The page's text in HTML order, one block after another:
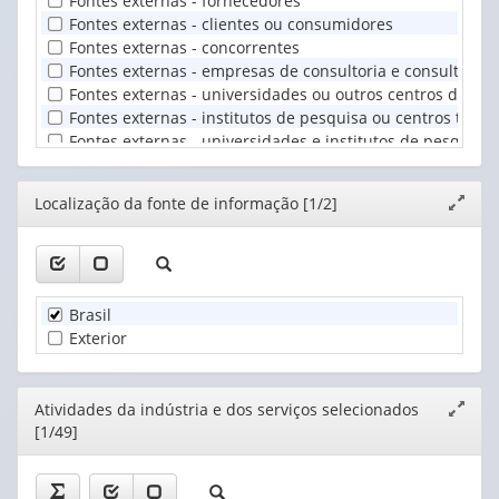
Fontes externas - clientes ou consumidores
Fontes externas - concorrentes
Fontes externas - empresas de consultoria e
Fontes externas - universidades ou outros centros de
Fontes externas - institutos de pesquisa ou centros
Fontes externas - universidades e institutos de pesquisa
Fontes externas - centros de capacitação profissional e
Fontes externas - instituições de testes, ensaios e
Fontes externas - aquisição de licenças, patentes e know
Fontes externas - conferências, encontros e publicações
Fontes externas - feiras e exposições
Fontes externas - redes de informação informatizadas
Editor
janela
Localização da fonte de informação [1/2]
Brasil
Exterior
Editor
Atividades da indústria e dos serviços selecionados
[1/49]